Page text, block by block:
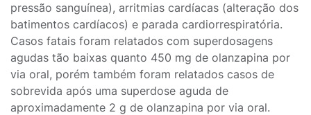
pressão sanguínea), arritmias cardíacas (alteração dos
batimentos cardíacos) e parada cardiorrespiratória.
Casos fatais foram relatados com superdosagens
agudas tão baixas quanto 450 mg de olanzapina por
via oral, porém também foram relatados casos de
sobrevida após uma superdose aguda de
aproximadamente 2 g de olanzapina por via oral.